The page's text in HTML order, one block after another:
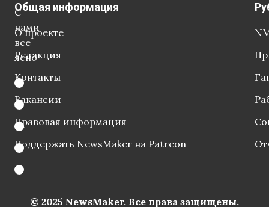
С
нами
все
ясно
Общая информация
О проекте
Редакция
Контакты
Вакансии
Правовая информация
Поддержать NewsMaker на Patreon
© 2025 NewsMaker. Все права защищены.